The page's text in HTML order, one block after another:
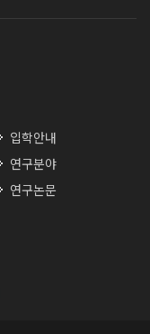
입학안내
연구분야
연구논문